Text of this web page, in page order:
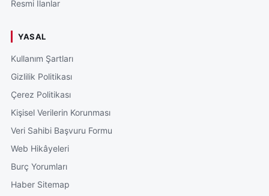
Resmi İlanlar
YASAL
Kullanım Şartları
Gizlilik Politikası
Çerez Politikası
Kişisel Verilerin Korunması
Veri Sahibi Başvuru Formu
Web Hikâyeleri
Burç Yorumları
Haber Sitemap